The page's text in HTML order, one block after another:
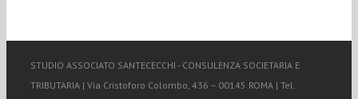
STUDIO ASSOCIATO SANTECECCHI - CONSULENZA SOCIETARIA E
TRIBUTARIA | Via Cristoforo Colombo, 436 – 00145 ROMA | Tel.